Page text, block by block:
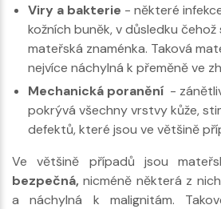
Viry a bakterie - některé
kožních buněk, v důsledku čehož
mateřská znaménka. Taková
nejvíce náchylná k přeměně ve
Mechanická poranění -
pokrývá všechny vrstvy kůže,
defektů, které jsou ve většině
Ve většině případů jsou
bezpečná,nicméně některá z
a náchylná k malignitám.